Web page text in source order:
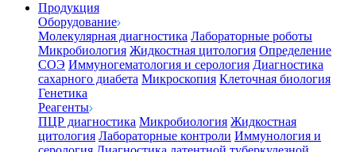
Продукция
Оборудование
Молекулярная диагностика Лабораторные роботы
Микробиология Жидкостная цитология Определение
СОЭ Иммуногематология и серология Диагностика
сахарного диабета Микроскопия Клеточная биология
Генетика
Реагенты
ПЦР диагностика Микробиология Жидкостная
цитология Лабораторные контроли Иммунология и